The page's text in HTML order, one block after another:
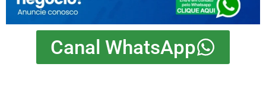
Canal WhatsApp